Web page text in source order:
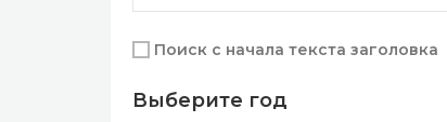
Поиск с начала текста заголовка
Выберите год